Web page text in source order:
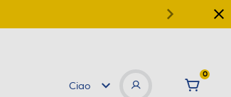
Ciao
0